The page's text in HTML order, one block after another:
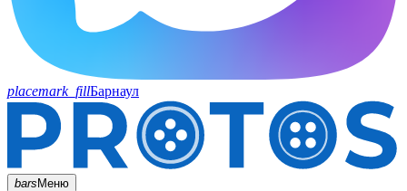
placemark_fillБарнаул
barsМеню